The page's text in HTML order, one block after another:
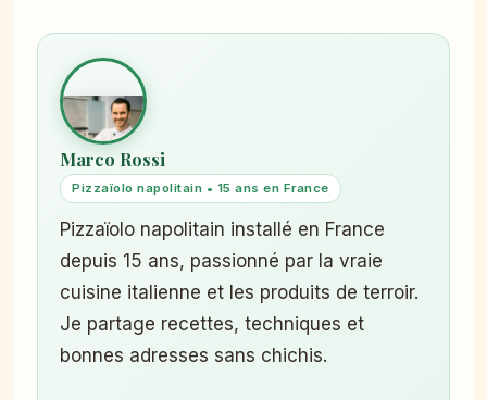
Marco Rossi
Pizzaïolo napolitain • 15 ans en France
Pizzaïolo napolitain installé en France
depuis 15 ans, passionné par la vraie
cuisine italienne et les produits de terroir.
Je partage recettes, techniques et
bonnes adresses sans chichis.